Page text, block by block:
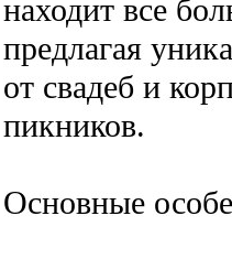
находит все
предлагая
от свадеб и
пикников.
Основные